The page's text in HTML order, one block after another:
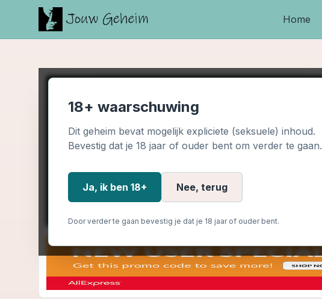
Home
18+ waarschuwing
Dit geheim bevat mogelijk expliciete (seksuele) inhoud.
Bevestig dat je 18 jaar of ouder bent om verder te gaan.
Ja, ik ben 18+ Nee, terug
Door verder te gaan bevestig je dat je 18 jaar of ouder bent.